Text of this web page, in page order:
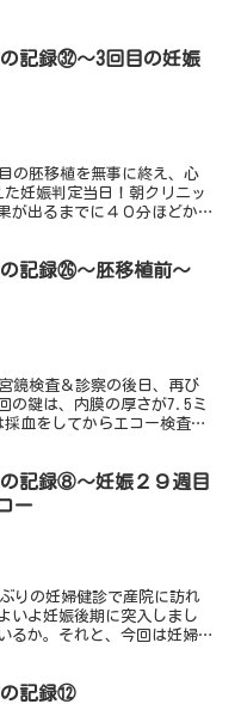
記録㉜～3回目の妊娠
の胚移植を無事に終え、心
妊娠判定当日！朝クリニッ
が出るまでに４０分ほどかか
記録㉖～胚移植前～
鏡検査＆診察の後日、再び
の鍵は、内膜の厚さが7.5ミ
血をしてからエコー検査を
記録⑧～妊娠２９週目
ー
りの妊婦健診で産院に訪れ
いよ妊娠後期に突入しまし
るか。それと、今回は妊婦健
の記録⑫